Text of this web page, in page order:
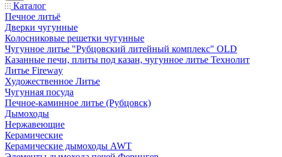
Каталог
Печное литьё
Дверки чугунные
Колосниковые решетки чугунные
Чугунное литье "Рубцовский литейный комплекс" OLD
Казанные печи, плиты под казан, чугунное литье Технолит
Литье Fireway
Художественное Литье
Чугунная посуда
Печное-каминное литье (Рубцовск)
Дымоходы
Нержавеющие
Керамические
Керамические дымоходы AWT